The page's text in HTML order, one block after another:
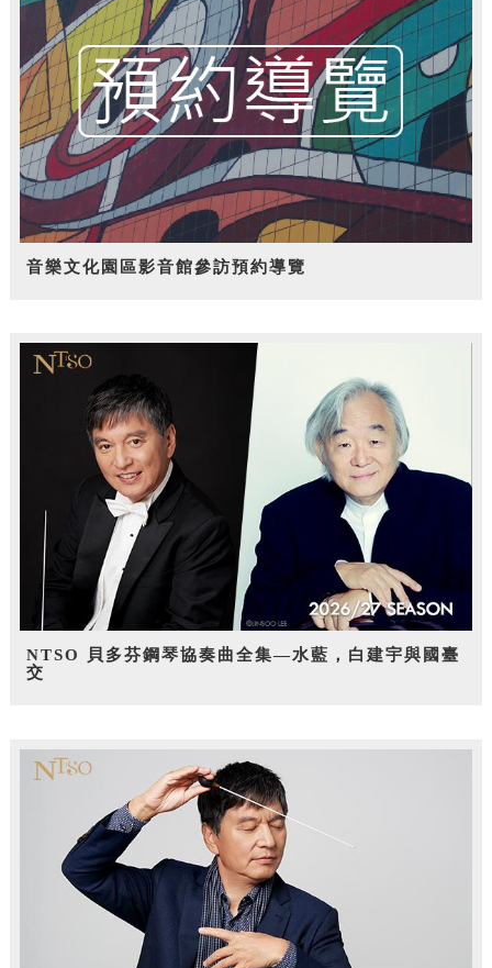
音樂文化園區影音館參訪預約導覽
NTSO 貝多芬鋼琴協奏曲全集—水藍，白建宇與國臺
交